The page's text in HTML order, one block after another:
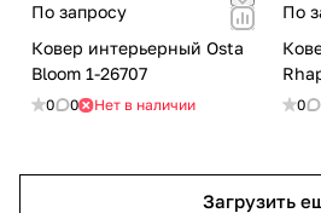
По запросу
Ковер интерьерный Osta
Bloom 1-26707
0 0 Нет в наличии
По
0
Загрузить